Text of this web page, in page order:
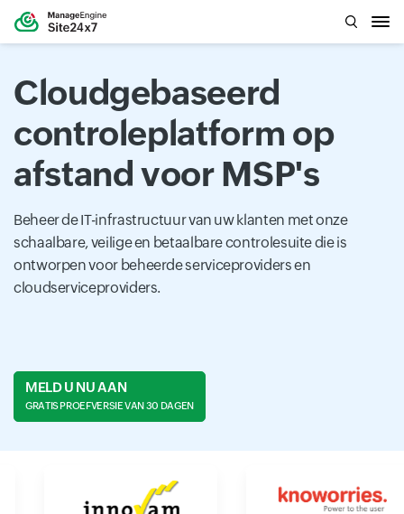
Cloudgebaseerd
controleplatform op
afstand voor MSP's
Beheer de IT-infrastructuur van uw klanten met onze
schaalbare, veilige en betaalbare controlesuite die is
ontworpen voor beheerde serviceproviders en
cloudserviceproviders.
MELD U NU AAN
GRATIS PROEFVERSIE VAN 30 DAGEN